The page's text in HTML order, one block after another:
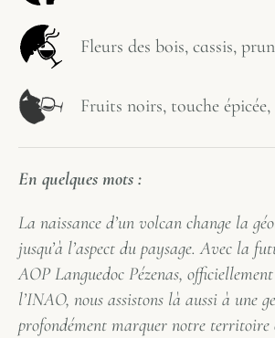
Fleurs des bois, cassis,
Fruits noirs, touche
En quelques mots :
La naissance d’un volcan change la
jusqu’à l’aspect du paysage. Avec la
AOP Languedoc Pézenas,
l’INAO, nous assistons là aussi à une
profondément marquer notre territoire